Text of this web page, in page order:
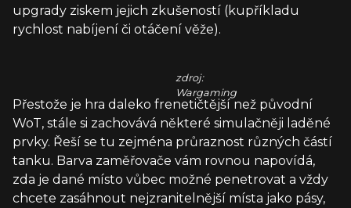
upgrady ziskem jejich zkušeností (kupříkladu
rychlost nabíjení či otáčení věže).
zdroj:
Wargaming
Přestože je hra daleko frenetičtější než původní
WoT, stále si zachovává některé simulačněji laděné
prvky. Řeší se tu zejména průraznost různých částí
tanku. Barva zaměřovače vám rovnou napovídá,
zda je dané místo vůbec možné penetrovat a vždy
chcete zasáhnout nejzranitelnější místa jako pásy,